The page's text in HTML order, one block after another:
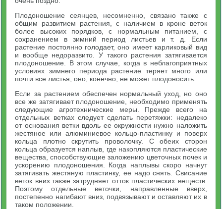
Плодоношение сеянцев, несомненно, связано также с
общим развитием растения, с наличием в кроне веток
более высоких порядков, с нормальным питанием, с
сохранением в зимний период листьев и т. д. Если
растение постоянно голодает, оно имеет карликовый вид
и вообще недоразвито. У такого растения затягивается
плодоношение. В этом случае, когда в неблагоприятных
условиях зимнего периода растение теряет много или
почти все листья, оно, конечно, не может плодоносить.
Если за растением обеспечен нормальный уход, но оно
все же затягивает плодоношение, необходимо применять
следующие агротехнические меры. Прежде всего на
отдельных ветках следует сделать перетяжки: недалеко
от основания ветки вдоль ее окружности нужно наложить
жестяное или алюминиевое кольцо-пластинку и поверх
кольца плотно скрутить проволочку. С обеих сторон
кольца образуется наплыв, где накопляются пластические
вещества, способствующие заложению цветочных почек и
ускорению плодоношения. Когда наплывы скоро начнут
затягивать жестяную пластинку, ее надо снять. Свисание
веток вниз также затрудняет отток пластических веществ.
Поэтому отдельные веточки, направленные вверх,
постепенно нагибают вниз, подвязывают и оставляют их в
таком положении.